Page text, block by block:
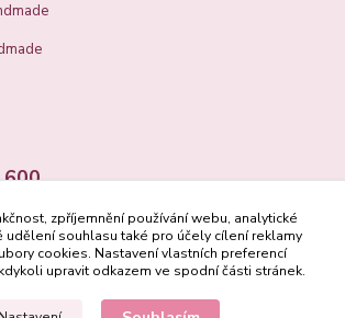
zpříjemnění používání webu, analytické
udělení souhlasu také pro účely cílení reklamy
cookies. Nastavení vlastních preferencí
upravit odkazem ve spodní části stránek.